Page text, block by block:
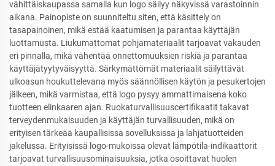
vähittäiskaupassa samalla kun logo säilyy näkyvissä varastoinnin
aikana. Painopiste on suunniteltu siten, että käsittely on
tasapainoinen, mikä estää kaatumisen ja parantaa käyttäjän
luottamusta. Liukumattomat pohjamateriaalit tarjoavat vakauden
eri pinnalla, mikä vähentää onnettomuuksien riskiä ja parantaa
käyttäjätyytyväisyyttä. Särkymättömät materiaalit säilyttävät
ulkoasun houkuttelevana myös säännöllisen käytön ja pesukertojen
jälkeen, mikä varmistaa, että logo pysyy ammattimaisena koko
tuotteen elinkaaren ajan. Ruokaturvallisuuscertifikaatit takavat
terveydenmukaisuuden ja käyttäjän turvallisuuden, mikä on
erityisen tärkeää kaupallisissa sovelluksissa ja lahjatuotteiden
jakelussa. Erityisissä logo-mukoissa olevat lämpötila-indikaattorit
tarjoavat turvallisuusominaisuuksia, jotka osoittavat huolen